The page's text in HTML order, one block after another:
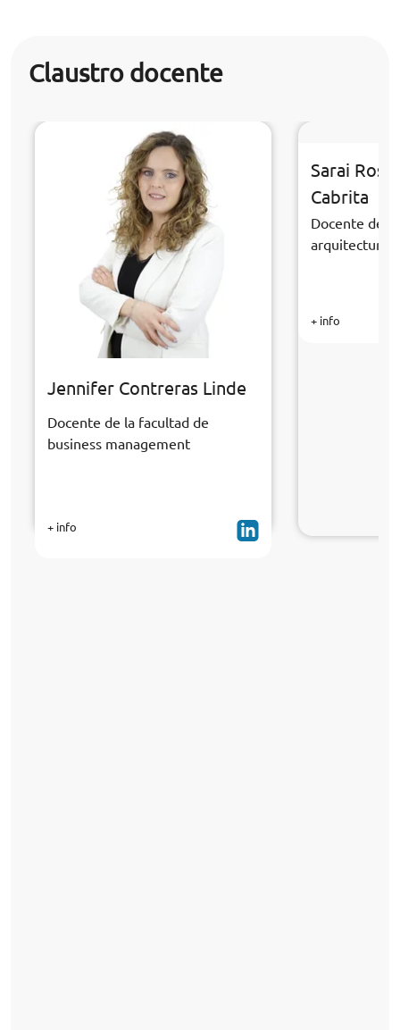
Claustro docente
Jennifer Contreras Linde
Docente de la facultad de
business management
+ info
Sarai
Cabrita
Docente de
arquitectura
+ info